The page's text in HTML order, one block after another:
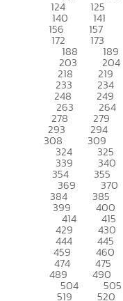
124 125
140 141
156 157
172 173
188 189
203 204
218 219
233 234
248 249
263 264
278 279
293 294
308 309
324 325
339 340
354 355
369 370
384 385
399 400
414 415
429 430
444 445
459 460
474 475
489 490
504 505
519 520